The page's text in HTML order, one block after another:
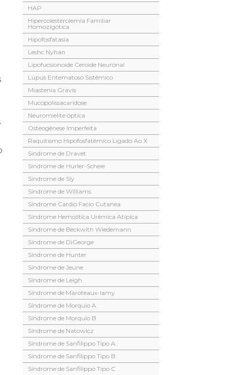
HAP
Hipercolesterolemia Familiar
Homozigótica
Hipofosfatasia
Leshc Nyhan
Lipofucsionoide Ceroide Neuronal
Lúpus Eritematoso Sistêmico
Miastenia Gravis
Mucopolissacaridose
Neuromielite óptica
Osteogênese Imperfeita
Raquitismo Hipofosfatêmico Ligado Ao X
Sindrome de Dravet
Sindrome de Hurler-Scheie
Sindrome de Sly
Síndrome de Williams
Síndrome Cardio Facio Cutanea
Síndrome Hemolítica Urêmica Atípica
Síndrome de Beckwith Wiedemann
Síndrome de DiGeorge
Síndrome de Hunter
Síndrome de Jeune
Síndrome de Leigh
Síndrome de Maroteaux-lamy
Síndrome de Morquio A
Síndrome de Morquio B
Síndrome de Natowicz
Síndrome de Sanfilippo Tipo A
Síndrome de Sanfilippo Tipo B
Síndrome de Sanfilippo Tipo C